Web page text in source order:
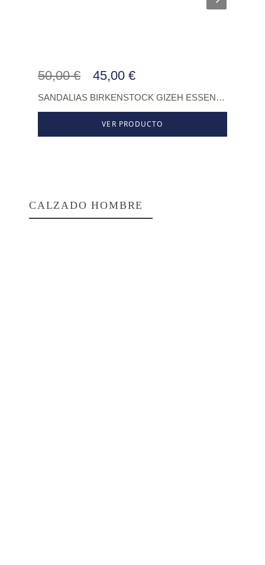
50,00 € 45,00 €
SANDALIAS BIRKENSTOCK GIZEH ESSENTIALS EVA REGULAR KHAKI
VER PRODUCTO
CALZADO HOMBRE